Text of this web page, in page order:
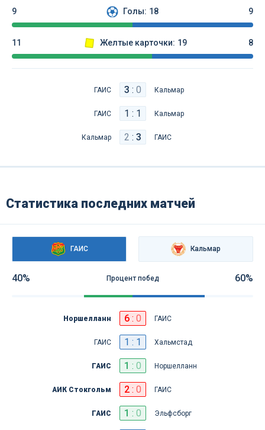
9 Голы: 18 9
11 Желтые карточки: 19 8
ГАИС 3 : 0 Кальмар
ГАИС 1 : 1 Кальмар
Кальмар 2 : 3 ГАИС
Статистика последних матчей
ГАИС Кальмар
40% Процент побед 60%
Норшелланн 6: 0 ГАИС
ГАИС 1 : 1 Хальмстад
ГАИС 1 : 0 Норшелланн
АИК Стокгольм 2: 0 ГАИС
ГАИС 1 : 0 Эльфсборг